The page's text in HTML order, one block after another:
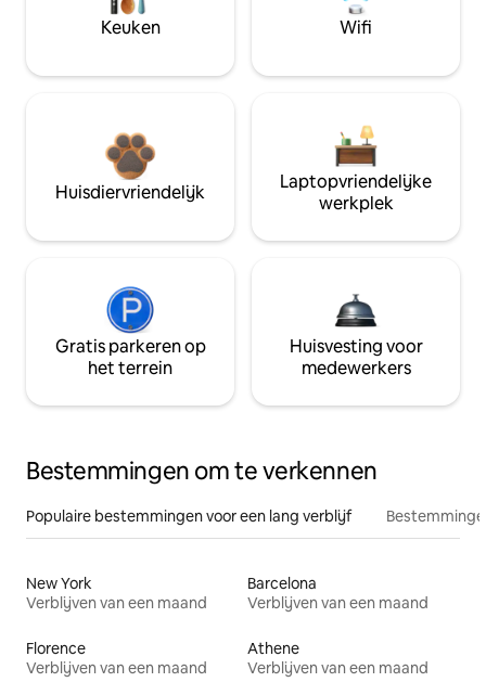
Keuken Wifi
Huisdiervriendelijk
Laptopvriendelijke
werkplek
Gratis parkeren op
het terrein
Huisvesting voor
medewerkers
Bestemmingen om te verkennen
Populaire bestemmingen voor een lang verblijf
New York
Verblijven van een maand
Barcelona
Verblijven van een maand
Florence
Verblijven van een maand
Athene
Verblijven van een maand